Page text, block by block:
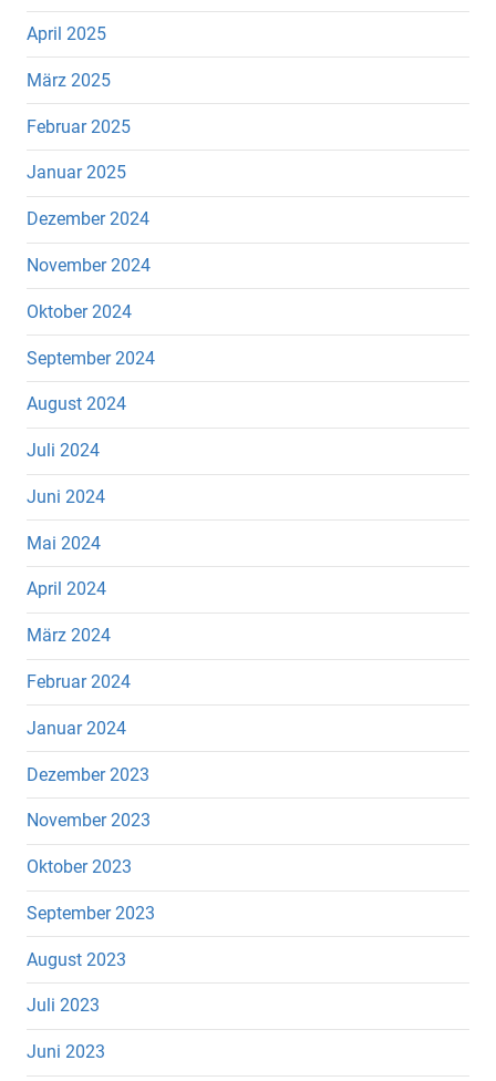
April 2025
März 2025
Februar 2025
Januar 2025
Dezember 2024
November 2024
Oktober 2024
September 2024
August 2024
Juli 2024
Juni 2024
Mai 2024
April 2024
März 2024
Februar 2024
Januar 2024
Dezember 2023
November 2023
Oktober 2023
September 2023
August 2023
Juli 2023
Juni 2023